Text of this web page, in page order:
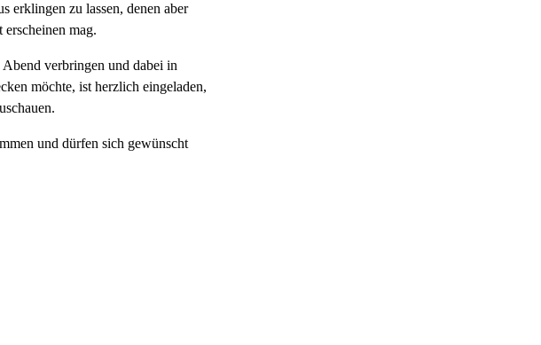
erklingen zu lassen, denen aber
mag.
Abend verbringen und dabei in
möchte, ist herzlich eingeladen,
und dürfen sich gewünscht